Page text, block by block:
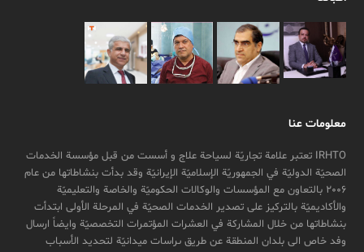
معلومات عنا
IRHTO تعتبر علامة تجاریّة لسیاحة علاج و أسست من قبل مؤسسة الخدمات
الصحیّة الدولیّة في الجمهوریّة الإسلامیّة الإیرانیّة وقد بدأت بنشاطاتها من عام
2006 بالتعاون مع المؤسسات والوکالات الحکومیّة والخاصة والتعلیمیّة
والأکادیمیّة بالترکیز علی تصدیر الخدمات الصحیّة في المرحلة الأولی ابتدأت
بنشاطاتها من خلال المشارکة في العشرات المؤتمرات التخصصیّة وایضاً ارسال
وفد خاص الی بلدان المنطقة عن طريق ىراسات ميدانیّة لتحدید الأسباب